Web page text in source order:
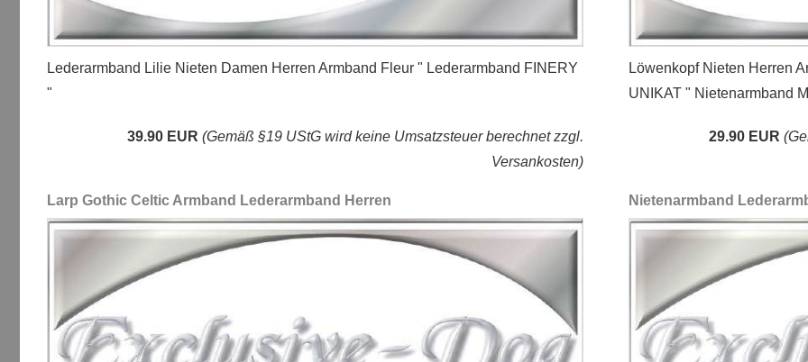
Lederarmband Lilie Nieten Damen Herren Armband Fleur " Lederarmband FINERY
"
39.90 EUR (Gemäß §19 UStG wird keine Umsatzsteuer berechnet zzgl.
Versankosten)
Larp Gothic Celtic Armband Lederarmband Herren
Löwenkopf Nieten Herren
UNIKAT " Nietenarmband
29.90 EUR
Nietenarmband